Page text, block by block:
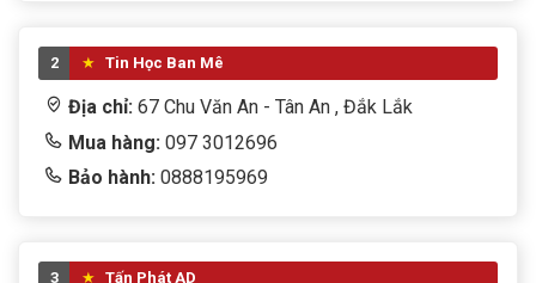
2 Tin Học Ban Mê
Địa chỉ: 67 Chu Văn An - Tân An , Đắk Lắk
Mua hàng: 097 3012696
Bảo hành: 0888195969
3 Tấn Phát AD